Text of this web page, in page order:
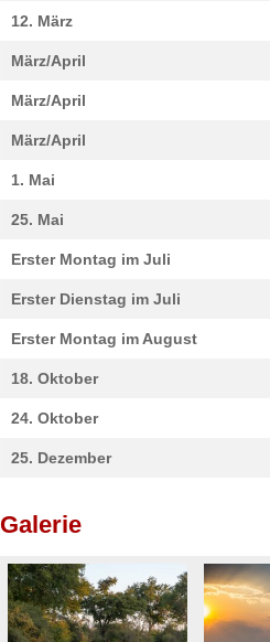
12. März
März/April
März/April
März/April
1. Mai
25. Mai
Erster Montag im Juli
Erster Dienstag im Juli
Erster Montag im August
18. Oktober
24. Oktober
25. Dezember
Galerie